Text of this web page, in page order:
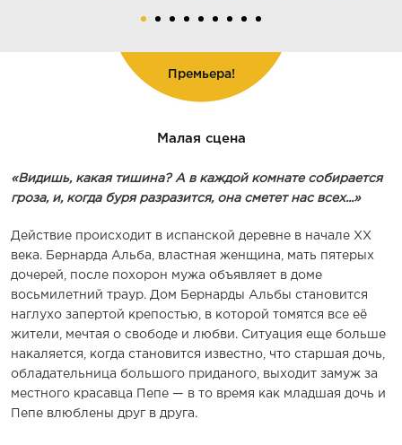
Премьера!
Малая сцена
«Видишь, какая тишина? А в каждой комнате собирается
гроза, и, когда буря разразится, она сметет нас всех...»
Действие происходит в испанской деревне в начале XX
века. Бернарда Альба, властная женщина, мать пятерых
дочерей, после похорон мужа объявляет в доме
восьмилетний траур. Дом Бернарды Альбы становится
наглухо запертой крепостью, в которой томятся все её
жители, мечтая о свободе и любви. Ситуация еще больше
накаляется, когда становится известно, что старшая дочь,
обладательница большого приданого, выходит замуж за
местного красавца Пепе — в то время как младшая дочь и
Пепе влюблены друг в друга.